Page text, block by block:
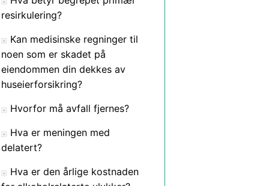
resirkulering?
Kan medisinske regninger til
noen som er skadet på
eiendommen din dekkes av
huseierforsikring?
Hvorfor må avfall fjernes?
Hva er meningen med
delatert?
Hva er den årlige kostnaden